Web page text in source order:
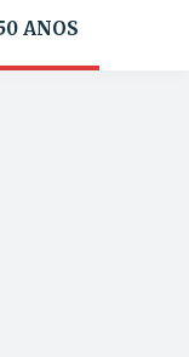
ANOS